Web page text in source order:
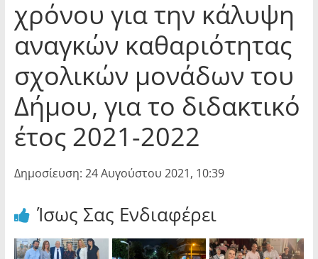
χρόνου για την κάλυψη
αναγκών καθαριότητας
σχολικών μονάδων του
Δήμου, για το διδακτικό
έτος 2021-2022
Δημοσίευση: 24 Αυγούστου 2021, 10:39
Ίσως Σας Ενδιαφέρει